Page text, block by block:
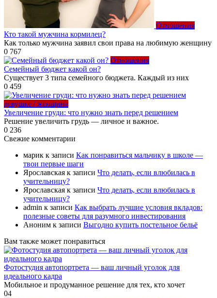
Отношения
Кто такой мужчина кормилец?
Как только мужчина заявил свои права на любимую женщину
0 767
Отношения
Семейный бюджет какой он?
Существует 3 типа семейного бюджета. Каждый из них
0 459
девушке / женщине
Увеличение груди: что нужно знать перед решением
Решение увеличить грудь — личное и важное.
0 236
Свежие комментарии
марик к записи Как понравиться мальчику в школе —
твои первые шаги
Ярославская к записи Что делать, если влюбилась в
учительницу?
Ярославская к записи Что делать, если влюбилась в
учительницу?
admin к записи Как выбрать лучшие условия вкладов:
полезные советы для разумного инвестирования
Аноним к записи Выгодно купить постельное бельё
Вам также может понравиться
Фотостудия автопортрета — ваш личный уголок для
идеального кадра
Мобильное и продуманное решение для тех, кто хочет
04